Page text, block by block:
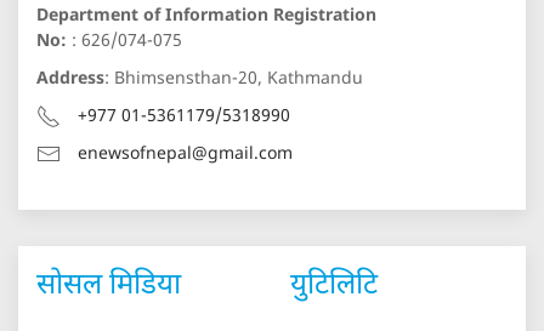
Department of Information Registration
No: : 626/074-075
Address: Bhimsensthan-20, Kathmandu
+977 01-5361179/5318990
enewsofnepal@gmail.com
सोसल मिडिया युटिलिटि